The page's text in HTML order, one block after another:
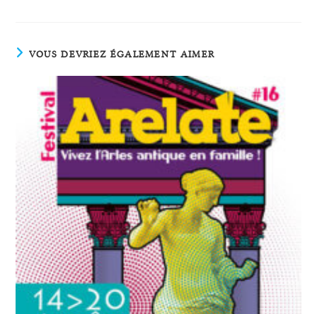
VOUS DEVRIEZ ÉGALEMENT AIMER